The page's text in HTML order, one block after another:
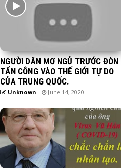
NGƯỜI DÂN MƠ NGỦ TRƯỚC ĐÒN
TẤN CÔNG VÀO THẾ GIỚI TỰ DO
CỦA TRUNG QUỐC.
Unknown June 14, 2020